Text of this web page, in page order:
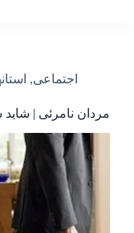
اجتماعی,
مردان نامرئی |